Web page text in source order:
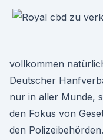
vollkommen
Deutscher
nur in aller Munde,
den Fokus von
den